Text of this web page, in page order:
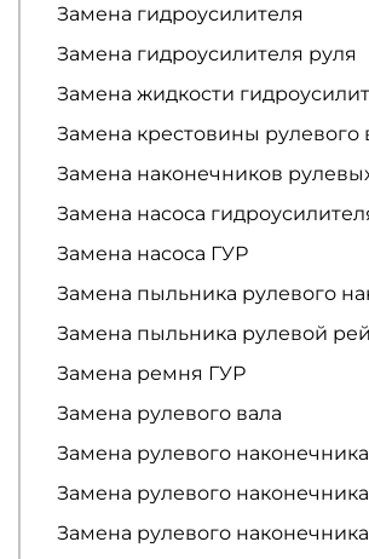
Замена гидроусилителя
Замена гидроусилителя руля
Замена жидкости
Замена крестовины рулевого
Замена наконечников
Замена насоса
Замена насоса ГУР
Замена пыльника рулевого
Замена пыльника рулевой
Замена ремня ГУР
Замена рулевого вала
Замена рулевого наконечника
Замена рулевого наконечника
Замена рулевого наконечника